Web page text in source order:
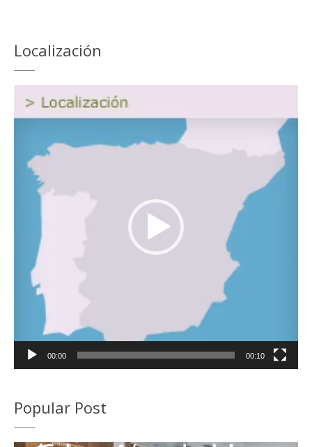
Localización
Reproductor
de
00:00 00:10
Popular Post